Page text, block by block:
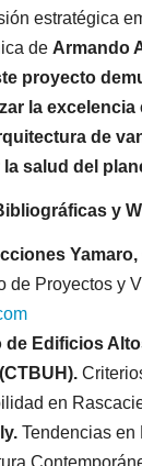
estratégica
de Armando
proyecto
la excelencia
de
salud del
y
Yamaro,
de Proyectos y
de Edificios
en
Tendencias